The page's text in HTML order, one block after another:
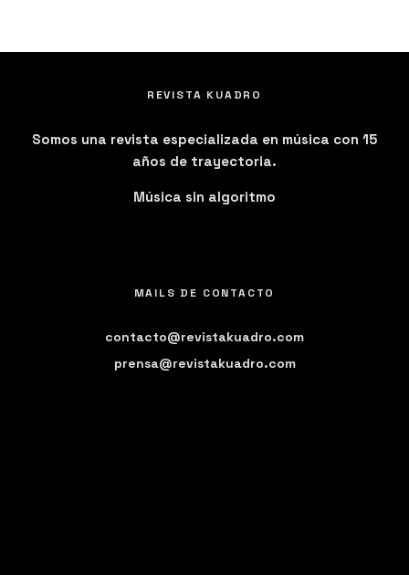
REVISTA KUADRO
Somos una revista especializada en música con 15
años de trayectoria.
Música sin algoritmo
MAILS DE CONTACTO
contacto@revistakuadro.com
prensa@revistakuadro.com